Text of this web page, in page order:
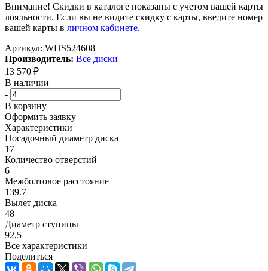
Внимание! Скидки в каталоге показаны с учетом вашей карты
лояльности. Если вы не видите скидку с карты, введите номер
вашей карты в личном кабинете.
Артикул: WHS524608
Производитель: Все диски
13 570 ₽
В наличии
-
+
В корзину
Оформить заявку
Характеристики
Посадочный диаметр диска
17
Количество отверстий
6
Межболтовое расстояние
139.7
Вылет диска
48
Диаметр ступицы
92,5
Все характеристики
Поделиться